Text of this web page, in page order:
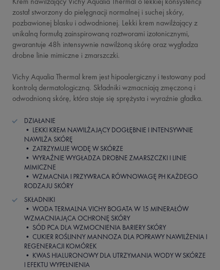
został stworzony do pielęgnacji normalnej i suchej skóry,
pozbawionej blasku i odwodnionej. Lekki krem nawilżający z
unikalną formułą zainspirowaną roztworami izotonicznymi,
gwarantuje 48h intensywnie nawilżoną skórę oraz wygładza
drobne linie mimiczne i zmarszczki.
Vichy Aqualia Thermal krem jest hipoalergiczny i testowany pod
kontrolą dermatologiczną. Składniki wzmacniają zmęczoną i
odwodnioną skórę, która staje się sprężysta i wyraźnie gładka.
DZIAŁANIE
• LEKKI KREM NAWILŻAJĄCY DOGŁĘBNIE I INTENSYWNIE
NAWILŻA SKÓRĘ
• ZATRZYMUJE WODĘ W SKÓRZE
• WYRAŹNIE WYGŁADZA DROBNE ZMARSZCZKI I LINIE
MIMICZNE
• WZMACNIA I PRZYWRACA RÓWNOWAGĘ PH KAŻDEGO
RODZAJU SKÓRY
SKŁADNIKI
• WODA TERMALNA VICHY BOGATA W 15 MINERAŁÓW
WZMACNIAJĄCA OCHRONĘ SKÓRY
• SÓD PCA DLA WZMOCNIENIA BARIERY SKÓRY
• CUKIER ROŚLINNY MANNOZA DLA POPRAWY NAWILŻENIA I
REGENERACJI KOMÓREK
• KWAS HIALURONOWY DLA UTRZYMANIA WODY W SKÓRZE
I EFEKTU WYPEŁNIENIA